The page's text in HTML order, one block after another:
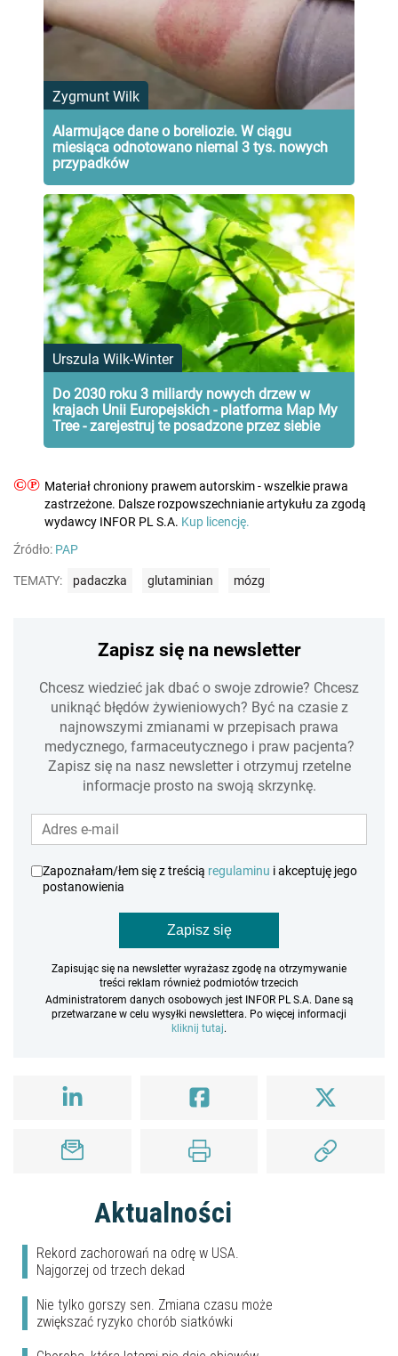
Zygmunt Wilk
Alarmujące dane o boreliozie. W ciągu
miesiąca odnotowano niemal 3 tys. nowych
przypadków
Urszula Wilk-Winter
Do 2030 roku 3 miliardy nowych drzew w
krajach Unii Europejskich - platforma Map My
Tree - zarejestruj te posadzone przez siebie
©℗ Materiał chroniony prawem autorskim - wszelkie prawa
zastrzeżone. Dalsze rozpowszechnianie artykułu za zgodą
wydawcy INFOR PL S.A. Kup licencję.
Źródło: PAP
TEMATY: padaczka glutaminian mózg
Zapisz się na newsletter
Chcesz wiedzieć jak dbać o swoje zdrowie? Chcesz
uniknąć błędów żywieniowych? Być na czasie z
najnowszymi zmianami w przepisach prawa
medycznego, farmaceutycznego i praw pacjenta?
Zapisz się na nasz newsletter i otrzymuj rzetelne
informacje prosto na swoją skrzynkę.
Zapoznałam/łem się z treścią regulaminu i akceptuję jego
postanowienia
Zapisz się
Zapisując się na newsletter wyrażasz zgodę na otrzymywanie
treści reklam również podmiotów trzecich
Administratorem danych osobowych jest INFOR PL S.A. Dane są
przetwarzane w celu wysyłki newslettera. Po więcej informacji
kliknij tutaj.
Aktualności
Rekord zachorowań na odrę w USA.
Najgorzej od trzech dekad
Nie tylko gorszy sen. Zmiana czasu może
zwiększać ryzyko chorób siatkówki